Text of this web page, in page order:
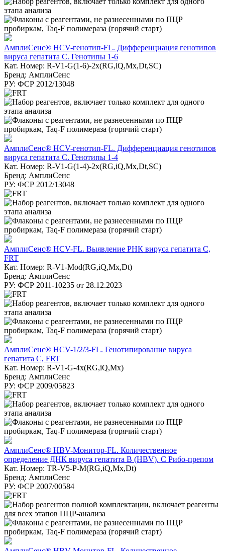
АмплиСенс® HCV-генотип-FL. Дифференциация генотипов
вируса гепатита С. Генотипы 1-6
Кат. Номер: R-V1-G(1-6)-2x(RG,iQ,Mx,Dt,SC)
Бренд: АмплиСенс
РУ: ФСР 2012/13048
АмплиСенс® HCV-генотип-FL. Дифференциация генотипов
вируса гепатита С. Генотипы 1-4
Кат. Номер: R-V1-G(1-4)-2х(RG,iQ,Mx,Dt,SC)
Бренд: АмплиСенс
РУ: ФСР 2012/13048
АмплиСенс® HCV-FL. Выявление РНК вируса гепатита С,
FRT
Кат. Номер: R-V1-Mod(RG,iQ,Mx,Dt)
Бренд: АмплиСенс
РУ: ФСР 2011-10235 от 28.12.2023
АмплиСенс® HCV-1/2/3-FL. Генотипирование вируса
гепатита С, FRT
Кат. Номер: R-V1-G-4х(RG,iQ,Mx)
Бренд: АмплиСенс
РУ: ФСР 2009/05823
АмплиСенс® HBV-Монитор-FL. Количественное
определение ДНК вируса гепатита В (HBV). С Рибо-препом
Кат. Номер: TR-V5-Р-M(RG,iQ,Мх,Dt)
Бренд: АмплиСенс
РУ: ФСР 2007/00584